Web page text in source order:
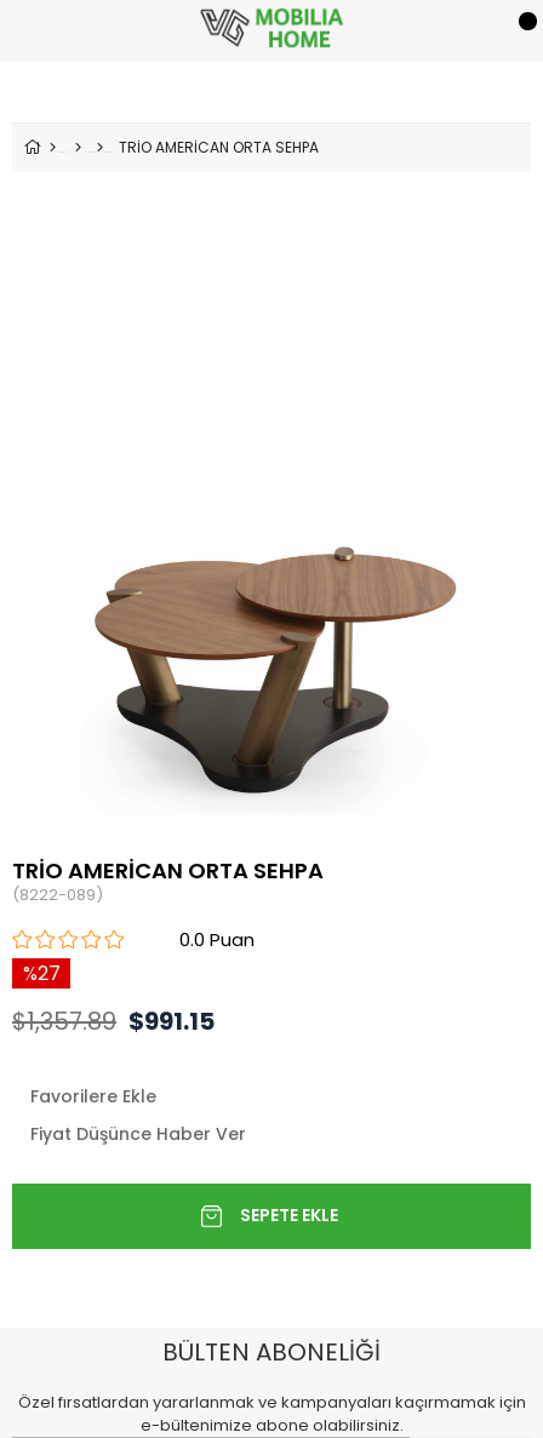
TRİO AMERİCAN ORTA SEHPA
TRİO AMERİCAN ORTA SEHPA
(8222-089)
0.0
27
$1,357.89 $991.15
Favorilere Ekle
Fiyat Düşünce Haber Ver
BÜLTEN ABONELİĞİ
Özel fırsatlardan yararlanmak ve kampanyaları kaçırmamak için
e-bültenimize abone olabilirsiniz.